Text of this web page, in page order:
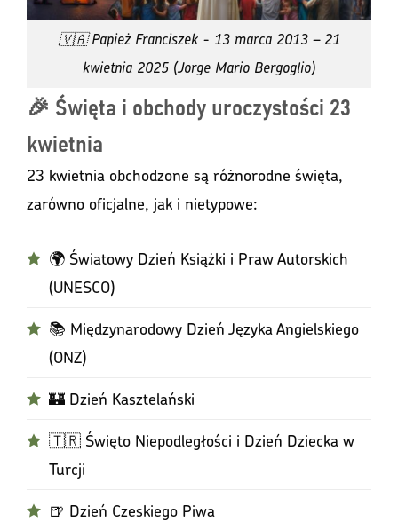
🇻🇦 Papież Franciszek - 13 marca 2013 – 21
kwietnia 2025 (Jorge Mario Bergoglio)
🎉 Święta i obchody uroczystości 23
kwietnia
23 kwietnia obchodzone są różnorodne święta,
zarówno oficjalne, jak i nietypowe:
🌍 Światowy Dzień Książki i Praw Autorskich
(UNESCO)
📚 Międzynarodowy Dzień Języka Angielskiego
(ONZ)
🏰 Dzień Kasztelański
🇹🇷 Święto Niepodległości i Dzień Dziecka w
Turcji
🍺 Dzień Czeskiego Piwa